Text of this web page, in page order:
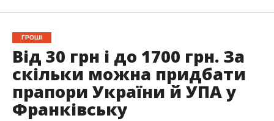
ГРОШІ
Від 30 грн і до 1700 грн. За
скільки можна придбати
прапори України й УПА у
Франківську